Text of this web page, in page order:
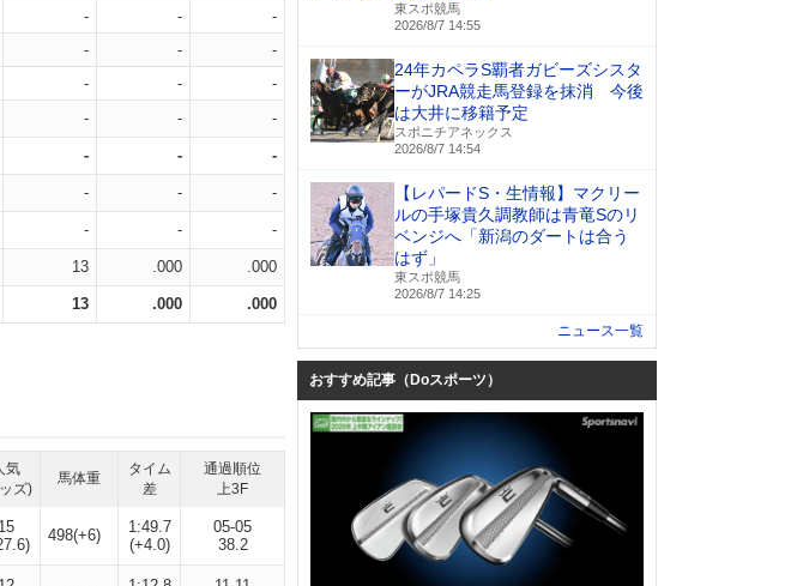
- -
-
- -
-
- -
-
- - -
- - -
- - -
- - -
13 .000 .000
13 .000 .000
気
ズ)
馬体重
タイム
差
通過順位
上3F
15
498(+6)
1:49.7
(+4.0)
05-05
38.2
東スポ競馬
2026/8/7 14:55
24年カペラS覇者ガビーズシスタ
ーがJRA競走馬登録を抹消 今後
は大井に移籍予定
スポニチアネックス
2026/8/7 14:54
【レパードS・生情報】マクリー
ルの手塚貴久調教師は青竜Sのリ
ベンジへ「新潟のダートは合う
はず」
東スポ競馬
2026/8/7 14:25
ニュース一覧
おすすめ記事（Doスポーツ）